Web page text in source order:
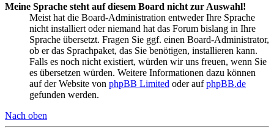
Meine Sprache steht auf diesem Board nicht zur Auswahl!
Meist hat die Board-Administration entweder Ihre Sprache
nicht installiert oder niemand hat das Forum bislang in Ihre
Sprache übersetzt. Fragen Sie ggf. einen Board-Administrator,
ob er das Sprachpaket, das Sie benötigen, installieren kann.
Falls es noch nicht existiert, würden wir uns freuen, wenn Sie
es übersetzen würden. Weitere Informationen dazu können
auf der Website von phpBB Limited oder aufphpBB.de
gefunden werden.
Nach oben